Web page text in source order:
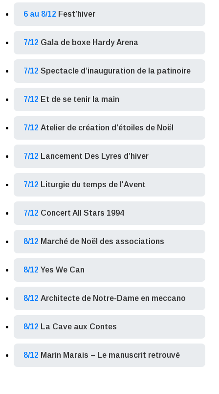
6 au 8/12 Fest’hiver
7/12 Gala de boxe Hardy Arena
7/12 Spectacle d’inauguration de la patinoire
7/12 Et de se tenir la main
7/12 Atelier de création d’étoiles de Noël
7/12 Lancement Des Lyres d’hiver
7/12 Liturgie du temps de l'Avent
7/12 Concert All Stars 1994
8/12 Marché de Noël des associations
8/12 Yes We Can
8/12 Architecte de Notre-Dame en meccano
8/12 La Cave aux Contes
8/12 Marin Marais – Le manuscrit retrouvé